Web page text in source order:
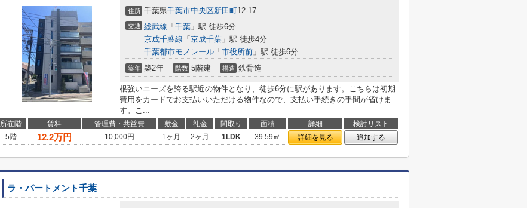
住所 千葉県千葉市中央区新田町12-17
交通 総武線 「 千葉 」駅 徒歩6分
京成千葉線 「 京成千葉 」駅 徒歩4分
千葉都市モノレール 「 市役所前 」駅 徒歩6分
築年 築2年 階数 5階建 構造 鉄骨造
根強いニーズを誇る駅近の物件となり、徒歩6分に駅があります。こちらは初期
費用をカードでお支払いいただける物件なので、支払い手続きの手間が省けま
す。こ...
所在階 賃料 管理費・共益費 敷金 礼金 間取り 面積 詳細
検討リスト
5階
12.2万円 10,000円 1ヶ月 2ヶ月 1LDK 39.59㎡ 詳細を見る 追加する
ラ・パートメント千葉